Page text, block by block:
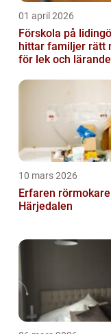
01 april 2026
Förskola på lidingö så
hittar familjer rätt
för lek och lärande
10 mars 2026
Erfaren rörmokare
Härjedalen